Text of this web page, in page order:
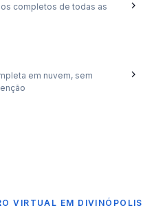
completos de todas as
em nuvem, sem
VIRTUAL EM DIVINÓPOLIS